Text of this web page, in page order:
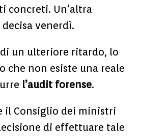
concreti. Un’altra
venerdì.
un ulteriore ritardo, lo
che non esiste una reale
l’audit forense.
il Consiglio dei ministri
di effettuare tale